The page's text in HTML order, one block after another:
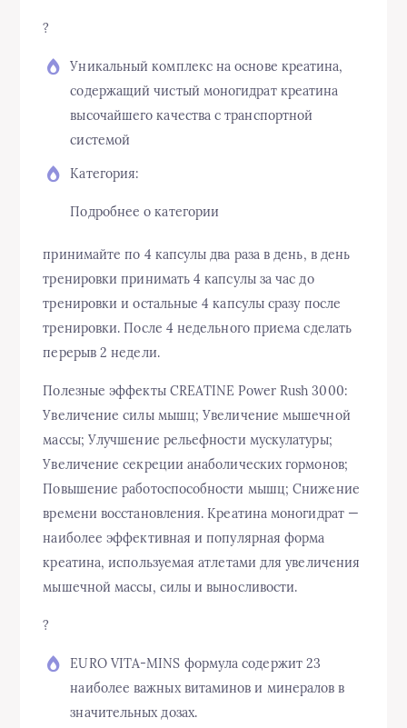
?
Уникальный комплекс на основе креатина,
содержащий чистый моногидрат креатина
высочайшего качества с транспортной
системой
Категория:
Подробнее о категории
принимайте по 4 капсулы два раза в день, в день
тренировки принимать 4 капсулы за час до
тренировки и остальные 4 капсулы сразу после
тренировки. После 4 недельного приема сделать
перерыв 2 недели.
Полезные эффекты CREATINE Power Rush 3000:
Увеличение силы мышц; Увеличение мышечной
массы; Улучшение рельефности мускулатуры;
Увеличение секреции анаболических гормонов;
Повышение работоспособности мышц; Снижение
времени восстановления. Креатина моногидрат —
наиболее эффективная и популярная форма
креатина, используемая атлетами для увеличения
мышечной массы, силы и выносливости.
?
EURO VITA-MINS формула содержит 23
наиболее важных витаминов и минералов в
значительных дозах.